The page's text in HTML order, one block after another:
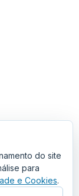
do site
para
e Cookies.